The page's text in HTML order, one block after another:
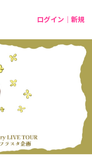
ログイン｜新規